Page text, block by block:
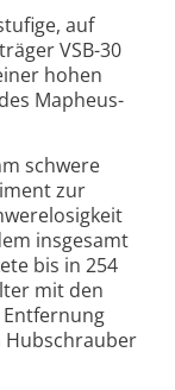
auf
VSB-30
hohen
Mapheus-
schwere
zur
insgesamt
bis in 254
mit den